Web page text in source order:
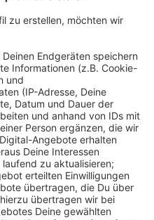
der Tal- und Oststraße
werden
Während der
die Straßen an
und auf den
parken. Einen
Die Termine werden
der städtischen